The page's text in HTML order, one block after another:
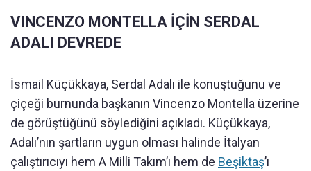
VINCENZO MONTELLA İÇİN SERDAL
ADALI DEVREDE
İsmail Küçükkaya, Serdal Adalı ile konuştuğunu ve
çiçeği burnunda başkanın Vincenzo Montella üzerine
de görüştüğünü söylediğini açıkladı. Küçükkaya,
Adalı’nın şartların uygun olması halinde İtalyan
çalıştırıcıyı hem A Milli Takım’ı hem de Beşiktaş’ı